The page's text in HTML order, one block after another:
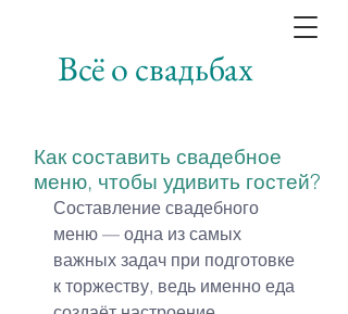
Всё о свадьбах
Как составить свадебное
меню, чтобы удивить гостей?
Составление свадебного
меню — одна из самых
важных задач при подготовке
к торжеству, ведь именно еда